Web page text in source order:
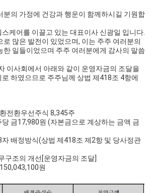
분의 가정에 건강과 행운이 함께하시길 기원합
케어를 이끌고 있는 대표이사 신광일 입니다.
로 많은 발전이 있었으며, 이는 주주 여러분의
한 일들이었으며 주주 여러분에게 감사의 말씀
이사회에서 아래와 같이 운영자금의 조달을
하였으므로 주주님께 상법 제418조 4항에
전환우선주식 8,345주
당 금17,980원 (자본금으로 계상하는 금액 금
자 배정방식(상법 제418조 제2항 및 당사정관
구조의 개선[운영자금의 조달]
원